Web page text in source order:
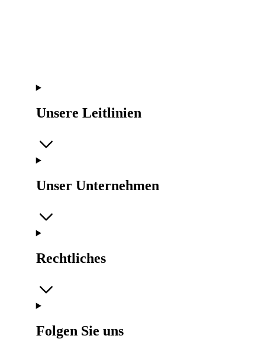
Unsere Leitlinien
Unser Unternehmen
Rechtliches
Folgen Sie uns